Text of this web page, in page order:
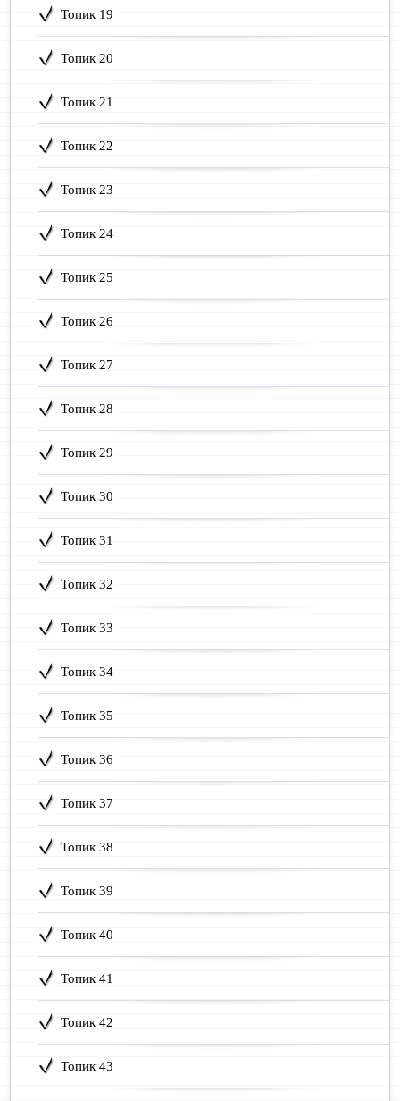
Топик 19
Топик 20
Топик 21
Топик 22
Топик 23
Топик 24
Топик 25
Топик 26
Топик 27
Топик 28
Топик 29
Топик 30
Топик 31
Топик 32
Топик 33
Топик 34
Топик 35
Топик 36
Топик 37
Топик 38
Топик 39
Топик 40
Топик 41
Топик 42
Топик 43